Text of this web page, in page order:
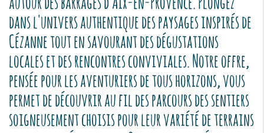
dans l'univers authentique des paysages inspirés de
Cézanne tout en savourant des dégustations
locales et des rencontres conviviales. Notre offre,
pensée pour les aventuriers de tous horizons, vous
permet de découvrir au fil des parcours des sentiers
soigneusement choisis pour leur variété de terrains